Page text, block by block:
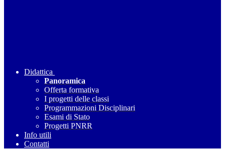
Didattica
Panoramica
Offerta formativa
I progetti delle classi
Programmazioni Disciplinari
Esami di Stato
Progetti PNRR
Info utili
Contatti